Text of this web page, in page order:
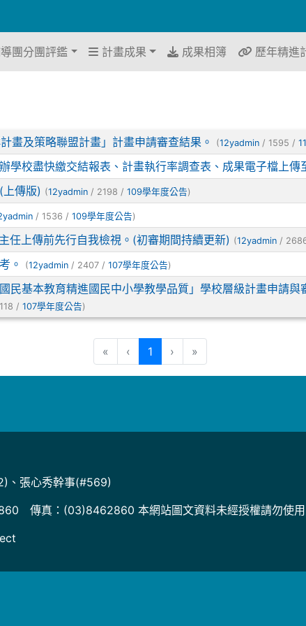
團分團評鑑 計畫成果 成果相簿 歷年精進
畫及策略聯盟計畫」計畫申請審查結果。 (12yadmin / 1595 /
學校盡快繳交結報表、計畫執行率調查表、成果電子檔上傳
上傳版) (12yadmin / 2198 /109學年度公告)
/ 1536 /109學年度公告)
任上傳前先行自我檢視。(初審期間持續更新) (12yadmin /
。 (12yadmin / 2407 /107學年度公告)
民基本教育精進國民中小學教學品質」學校層級計畫申請
/ 107學年度公告)
« ‹ 1(目前頁次)
› »
、張心秀幹事(#569)
傳真：(03)8462860 本網站圖文資料未經授權請勿使